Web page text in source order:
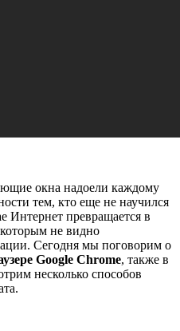
окна надоели каждому
тем, кто еще не научился
Интернет превращается в
не видно
Сегодня мы поговорим о
Google Chrome, также в
несколько способов